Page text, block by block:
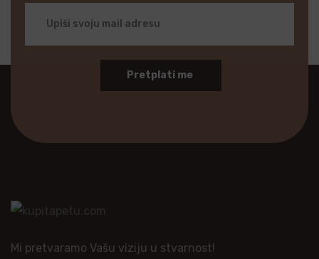
Pretplati me
Mi pretvaramo Vašu viziju u stvarnost!